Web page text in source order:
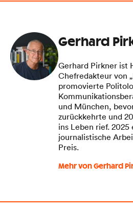
Gerhard
Gerhard Pirkner ist
Chefredakteur von
promovierte
und München,
zurückkehrte und
ins Leben rief.
journalistische
Preis.
Mehr von Gerhard